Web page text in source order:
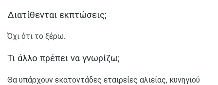
Διατίθενται εκπτώσεις;
Όχι ότι το ξέρω.
Τι άλλο πρέπει να γνωρίζω;
Θα υπάρχουν εκατοντάδες εταιρείες αλιείας, κυνηγιού